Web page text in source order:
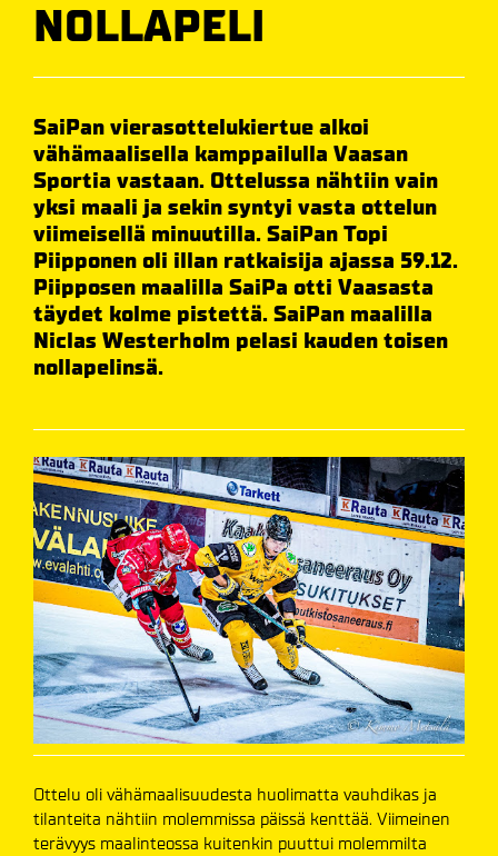
NOLLAPELI
SaiPan vierasottelukiertue alkoi
vähämaalisella kamppailulla Vaasan
Sportia vastaan. Ottelussa nähtiin vain
yksi maali ja sekin syntyi vasta ottelun
viimeisellä minuutilla. SaiPan Topi
Piipponen oli illan ratkaisija ajassa 59.12.
Piipposen maalilla SaiPa otti Vaasasta
täydet kolme pistettä. SaiPan maalilla
Niclas Westerholm pelasi kauden toisen
nollapelinsä.
Ottelu oli vähämaalisuudesta huolimatta vauhdikas ja
tilanteita nähtiin molemmissa päissä kenttää. Viimeinen
terävyys maalinteossa kuitenkin puuttui molemmilta